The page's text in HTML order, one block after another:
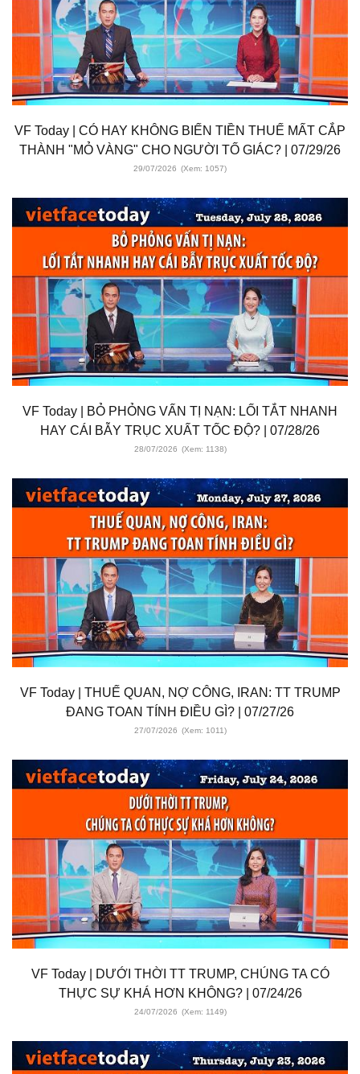
VF Today | CÓ HAY KHÔNG BIẾN TIỀN THUẾ MẤT CẮP
THÀNH "MỎ VÀNG" CHO NGƯỜI TỐ GIÁC? | 07/29/26
29/07/2026 (Xem: 1057)
VF Today | BỎ PHỎNG VẤN TỊ NẠN: LỐI TẮT NHANH
HAY CÁI BẪY TRỤC XUẤT TỐC ĐỘ? | 07/28/26
28/07/2026 (Xem: 1138)
VF Today | THUẾ QUAN, NỢ CÔNG, IRAN: TT TRUMP
ĐANG TOAN TÍNH ĐIỀU GÌ? | 07/27/26
27/07/2026 (Xem: 1011)
VF Today | DƯỚI THỜI TT TRUMP, CHÚNG TA CÓ
THỰC SỰ KHÁ HƠN KHÔNG? | 07/24/26
24/07/2026 (Xem: 1149)